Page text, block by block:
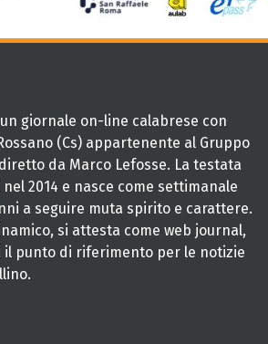
giornale on-line calabrese con
(Cs) appartenente al Gruppo
da Marco Lefosse. La testata
2014 e nasce come settimanale
a seguire muta spirito e carattere.
si attesta come web journal,
il punto di riferimento per le notizie